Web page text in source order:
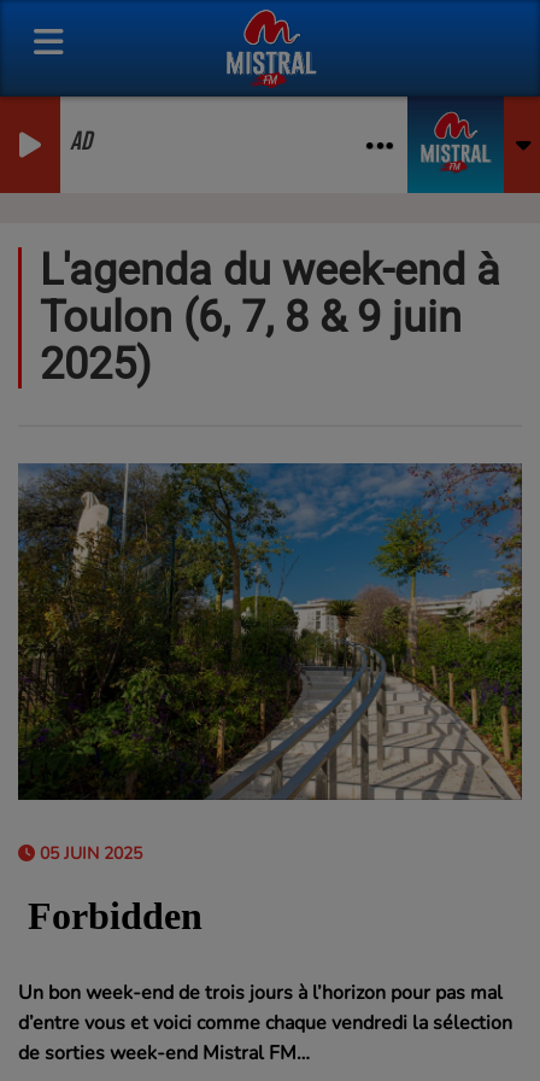
AD
L'agenda du week-end à
Toulon (6, 7, 8 & 9 juin
2025)
05 JUIN 2025
Un bon week-end de trois jours à l’horizon pour pas mal
d’entre vous et voici comme chaque vendredi la sélection
de sorties week-end Mistral FM…